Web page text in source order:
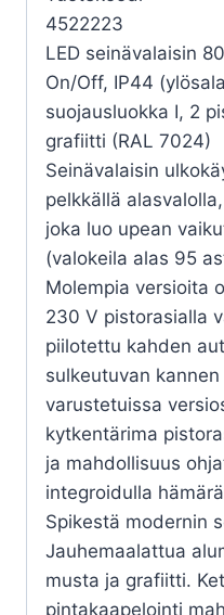
4522223
LED seinävalaisin
On/Off, IP44
suojausluokka I, 2
grafiitti (RAL 7024)
Seinävalaisin
pelkkällä
joka luo upean
(valokeila alas 95
Molempia versioita
230 V pistorasialla
piilotettu kahden
sulkeutuvan
varustetuissa
kytkentärima
ja mahdollisuus
integroidulla
Spikestä modernin
Jauhemaalattua
musta ja grafiitti.
pintakaapelointi